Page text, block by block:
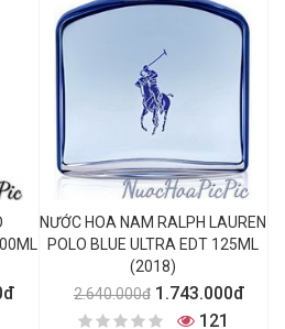
NƯỚC HOA NAM RALPH LAUREN
POLO BLUE ULTRA EDT 125ML
(2018)
2.640.000đ 1.743.000đ
121